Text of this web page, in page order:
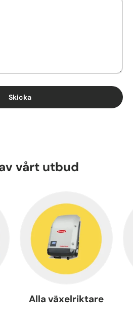
Skicka
vårt utbud
Alla växelriktare